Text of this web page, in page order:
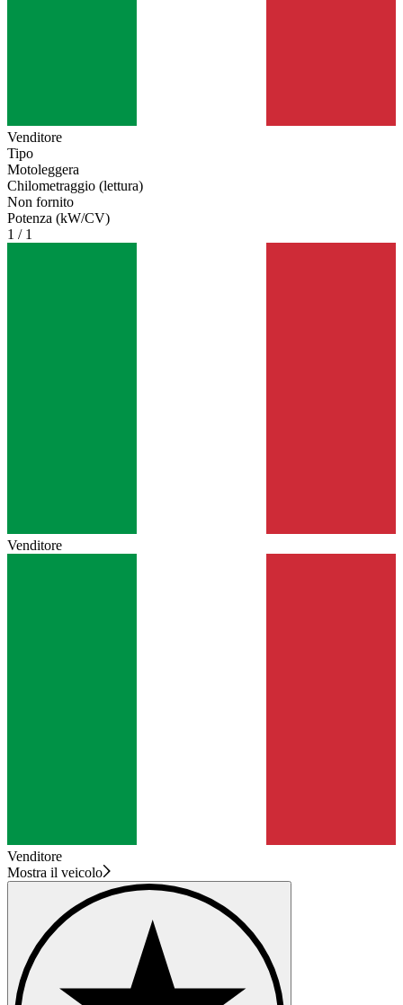
Venditore
Tipo
Motoleggera
Chilometraggio (lettura)
Non fornito
Potenza (kW/CV)
1 / 1
Venditore
Venditore
Mostra il veicolo